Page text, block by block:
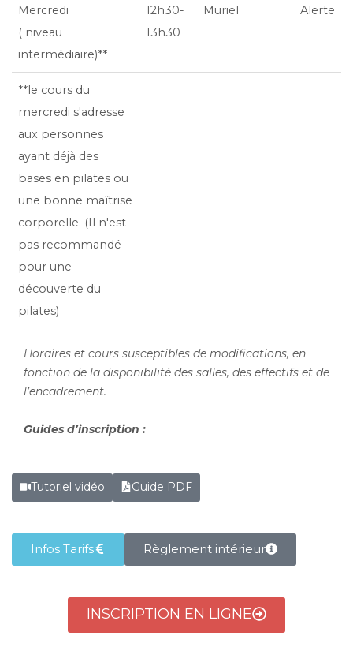
Mercredi
( niveau
intermédiaire)**
12h30-
13h30
Muriel Alerte
**le cours du
mercredi s'adresse
aux personnes
ayant déjà des
bases en pilates ou
une bonne maîtrise
corporelle. (Il n'est
pas recommandé
pour une
découverte du
pilates)
Horaires et cours susceptibles de modifications, en
fonction de la disponibilité des salles, des effectifs et de
l’encadrement.
Guides d’inscription :
Tutoriel vidéo Guide PDF
Infos Tarifs Règlement intérieur
INSCRIPTION EN LIGNE